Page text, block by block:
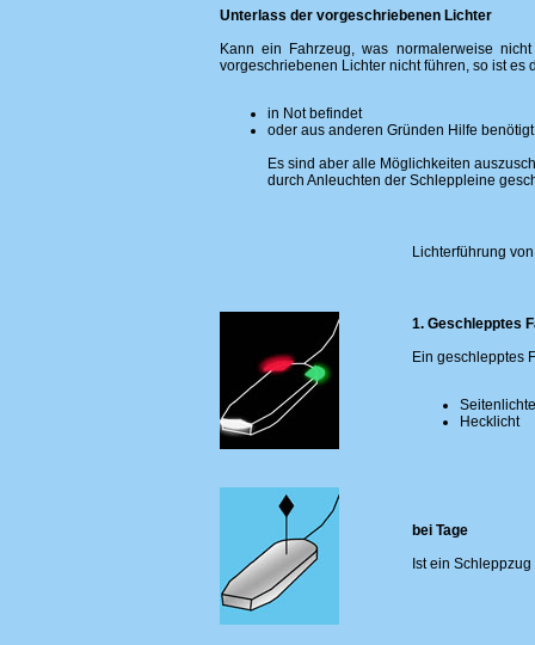
Unterlass der vorgeschriebenen Lichter
Kann ein Fahrzeug, was normalerweise
vorgeschriebenen Lichter nicht führen, so ist
in Not befindet
oder aus anderen Gründen Hilfe benötigt
Es sind aber alle Möglichkeiten
durch Anleuchten der Schleppleine
Lichterführung
1. Geschlepptes
Ein geschlepptes
Hecklicht
bei Tage
Ist ein